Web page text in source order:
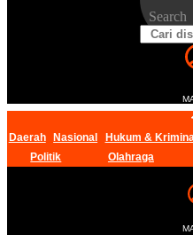
Search
Daerah Nasional Hukum &
Politik
Olahraga